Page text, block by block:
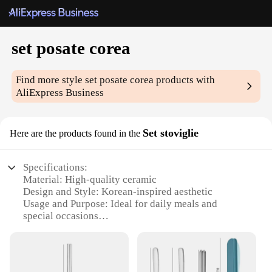
set posate corea
Find more styleset posate corea products with
AliExpress Business
Here are the products found in the Set stoviglie
Specifications:
Material: High-quality ceramic
Design and Style: Korean-inspired aesthetic
Usage and Purpose: Ideal for daily meals and
special occasions
Shape or Size or Weight or Quantity: Set includes
multiple pieces for a complete table setting